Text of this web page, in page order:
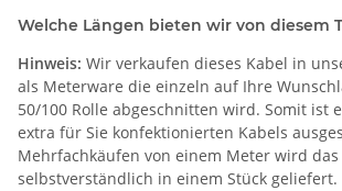
Welche Längen bieten wir von diesem
Hinweis: Wir verkaufen dieses Kabel in
als Meterware die einzeln auf Ihre
50/100 Rolle abgeschnitten wird. Somit ist
extra für Sie konfektionierten Kabels
Mehrfachkäufen von einem Meter wird das
selbstverständlich in einem Stück geliefert.